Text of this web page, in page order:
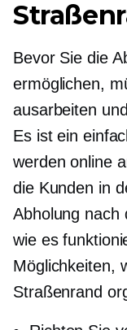
Bevor Sie die
ermöglichen,
ausarbeiten
Es ist ein
werden online
die Kunden in
Abholung nach
wie es
Möglichkeiten,
Straßenrand